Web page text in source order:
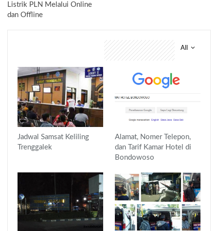
Listrik PLN Melalui Online
dan Offline
All
Jadwal Samsat Keliling
Trenggalek
Alamat, Nomer Telepon,
dan Tarif Kamar Hotel di
Bondowoso